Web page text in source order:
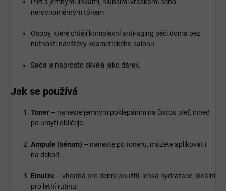
nerovnoměrným tónem
Osoby, které chtějí komplexní anti-aging péči doma bez
nutnosti návštěvy kosmetického salonu
Sada je naprosto skvělá jako dárek.
Jak se používá
Toner – naneste jemným poklepáním na čistou pleť, ihned
po umytí obličeje.
Ampule (sérum) – naneste po toneru, můžete aplikovat i
na dekolt.
Emulze – vhodná pro denní použití, lehká hydratace; ideální
pro letní rutinu.